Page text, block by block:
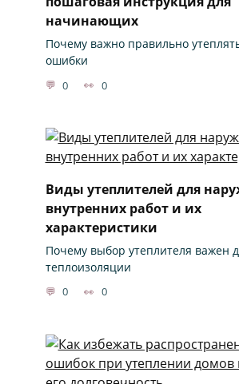
начинающих
Почему важно правильно
ошибки
0 0
Виды утеплителей для
внутренних работ и их
характеристики
Почему выбор утеплителя важен
теплоизоляции
0 0